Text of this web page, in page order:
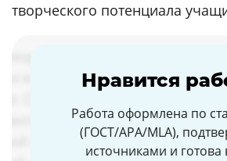
творческого потенциала
Нравится
Работа оформлена по
(ГОСТ/APA/MLA),
источниками и готова